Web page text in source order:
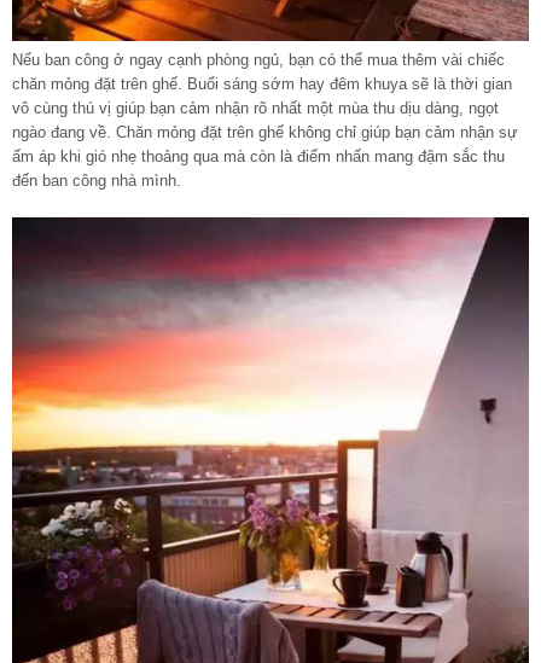
Nếu ban công ở ngay cạnh phòng ngủ, bạn có thể mua thêm vài chiếc
chăn mỏng đặt trên ghế. Buổi sáng sớm hay đêm khuya sẽ là thời gian
vô cùng thú vị giúp bạn cảm nhận rõ nhất một mùa thu dịu dàng, ngọt
ngào đang về. Chăn mỏng đặt trên ghế không chỉ giúp bạn cảm nhận sự
ấm áp khi gió nhẹ thoảng qua mà còn là điểm nhấn mang đậm sắc thu
đến ban công nhà mình.